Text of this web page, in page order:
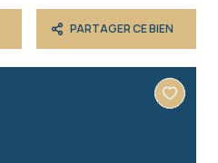
PARTAGER CE BIEN